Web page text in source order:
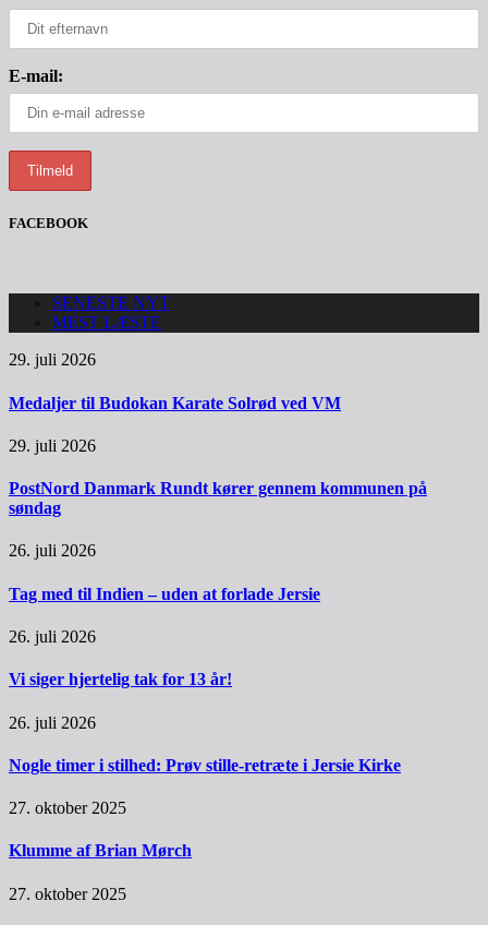
E-mail:
FACEBOOK
SENESTE NYT
MEST LÆSTE
29. juli 2026
Medaljer til Budokan Karate Solrød ved VM
29. juli 2026
PostNord Danmark Rundt kører gennem kommunen på
søndag
26. juli 2026
Tag med til Indien – uden at forlade Jersie
26. juli 2026
Vi siger hjertelig tak for 13 år!
26. juli 2026
Nogle timer i stilhed: Prøv stille-retræte i Jersie Kirke
27. oktober 2025
Klumme af Brian Mørch
27. oktober 2025